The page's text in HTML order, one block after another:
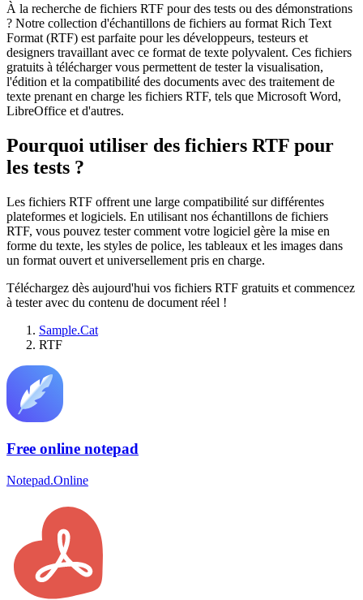
À la recherche de fichiers RTF pour des tests ou des démonstrations
? Notre collection d'échantillons de fichiers au format Rich Text
Format (RTF) est parfaite pour les développeurs, testeurs et
designers travaillant avec ce format de texte polyvalent. Ces fichiers
gratuits à télécharger vous permettent de tester la visualisation,
l'édition et la compatibilité des documents avec des traitement de
texte prenant en charge les fichiers RTF, tels que Microsoft Word,
LibreOffice et d'autres.
Pourquoi utiliser des fichiers RTF pour
les tests ?
Les fichiers RTF offrent une large compatibilité sur différentes
plateformes et logiciels. En utilisant nos échantillons de fichiers
RTF, vous pouvez tester comment votre logiciel gère la mise en
forme du texte, les styles de police, les tableaux et les images dans
un format ouvert et universellement pris en charge.
Téléchargez dès aujourd'hui vos fichiers RTF gratuits et commencez
à tester avec du contenu de document réel !
Sample.Cat
RTF
Free online notepad
Notepad.Online